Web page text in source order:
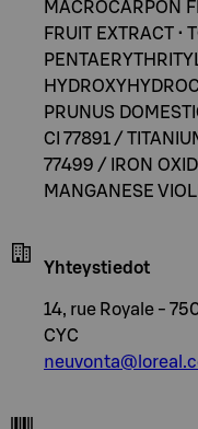
MACROCARPON
FRUIT EXTRACT •
PRUNUS
CI 77891 /
77499 / IRON
MANGANESE
Yhteystiedot
14, rue Royale -
CYC